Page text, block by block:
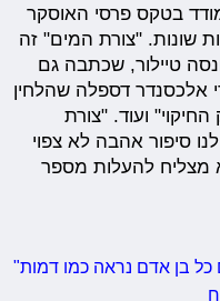
בטקס פרסי האוסקר
ב-13 קטגוריות שונות. "צורת המים" זה
טיילור, שכתבה גם
אלכסנדר דספלה שהלחין
ועוד. "צורת
סיפור אהבה לא צפוי
מצליח להעלות מספר
כל בן אדם נראה כמו דמות"